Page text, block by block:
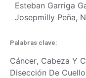
Esteban Garriga
Josepmilly Peña,
Palabras clave:
Cáncer, Cabeza Y
Disección De Cuello